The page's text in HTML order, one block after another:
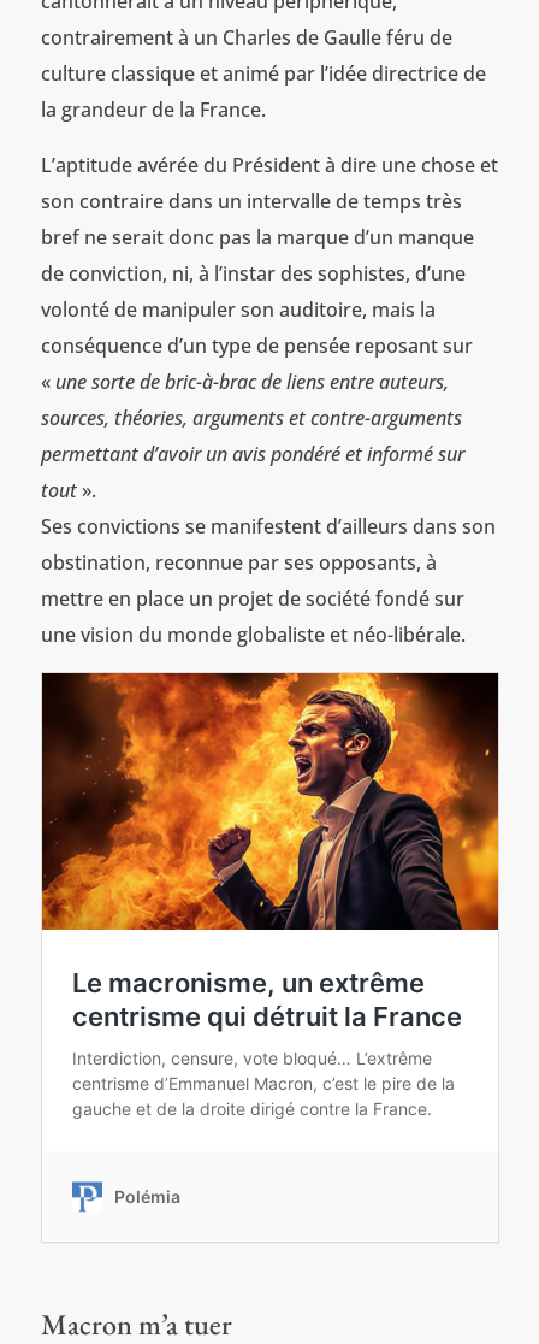
contrairement à un Charles de Gaulle féru de
culture classique et animé par l’idée directrice de
la grandeur de la France.
L’aptitude avérée du Président à dire une chose et
son contraire dans un intervalle de temps très
bref ne serait donc pas la marque d’un manque
de conviction, ni, à l’instar des sophistes, d’une
volonté de manipuler son auditoire, mais la
conséquence d’un type de pensée reposant sur
« une sorte de bric-à-brac de liens entre auteurs,
sources, théories, arguments et contre-arguments
permettant d’avoir un avis pondéré et informé sur
tout».
Ses convictions se manifestent d’ailleurs dans son
obstination, reconnue par ses opposants, à
mettre en place un projet de société fondé sur
une vision du monde globaliste et néo-libérale.
Macron m’a tuer